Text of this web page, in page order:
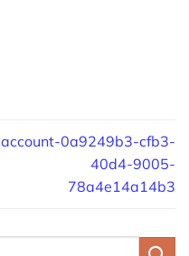
account-0a9249b3-cfb3-
40d4-9005-
78a4e14a14b3